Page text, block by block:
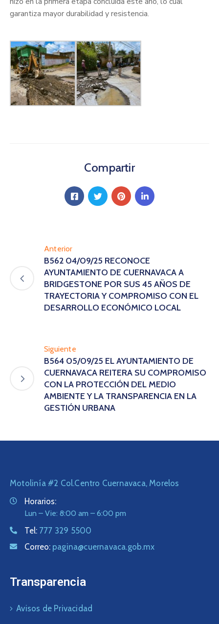
garantiza mayor durabilidad y resistencia.
Compartir
Anterior
B562 04/09/25 RECONOCE
AYUNTAMIENTO DE CUERNAVACA A
BRIDGESTONE POR SUS 45 AÑOS DE
TRAYECTORIA Y COMPROMISO CON EL
DESARROLLO ECONÓMICO LOCAL
Siguiente
B564 05/09/25 EL AYUNTAMIENTO DE
CUERNAVACA REITERA SU COMPROMISO
CON LA PROTECCIÓN DEL MEDIO
AMBIENTE Y LA TRANSPARENCIA EN LA
GESTIÓN URBANA
Motolinía #2 Col.Centro Cuernavaca, Morelos
Horarios:
Lun – Vie: 8:00 am – 6:00 pm
Tel: 777 329 5500
Correo: pagina@cuernavaca.gob.mx
Transparencia
Avisos de Privacidad